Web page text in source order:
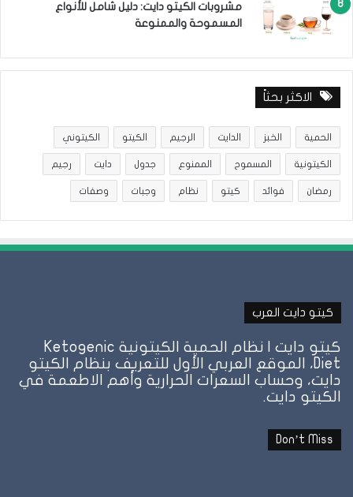
مشروبات الكيتو دايت: دليل شامل للأنواع
المسموحة والممنوعة
الاكثر بحثاً
الحمية الخبز الدايت الرجيم الكيتو الكيتوني
الكيتونية المسموح الممنوع جدول دايت رجيم
رمضان فوائد كيتو نظام وجبات وصفات
كيتو دايت العرب
كيتو دايت | نظام الحمية الكيتونية Ketogenic
Diet، الموقع العربي الأول للتعريف بنظام الكيتو
دايت، وحساب السعرات الحرارية وأهم الاطعمة في
الكيتو دايت.
Don’t Miss